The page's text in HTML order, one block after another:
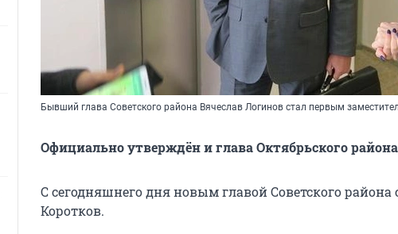
Бывший глава Советского района Вячеслав Логинов стал первым
Официально утверждён и глава Октябрьского района
С сегодняшнего дня новым главой Советского
Коротков.